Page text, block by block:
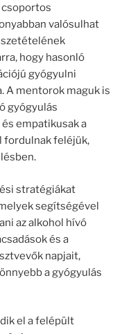
valósulhat
hogy hasonló
gyógyulni
A mentorok maguk is
gyógyulás
empatikusak a
fordulnak feléjük,
stratégiákat
segítségével
az alkohol hívó
és a
napjait,
a gyógyulás
el a felépült